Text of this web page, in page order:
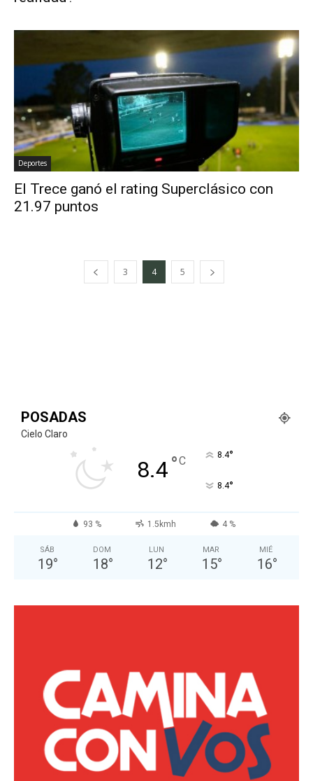
Deportes
El Trece ganó el rating Superclásico con
21.97 puntos
3 4 5
POSADAS
Cielo Claro
8.4°C 8.4°
8.4°
93 % 1.5kmh 4 %
SÁB
19°
DOM
18°
LUN
12°
MAR
15°
MIÉ
16°